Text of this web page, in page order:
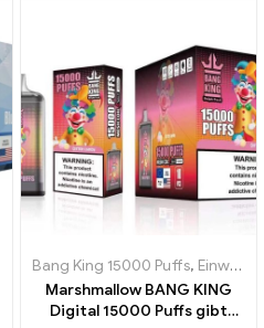
,
Bang King 15000 Puffs, Einweg-E-Zigaretten Schweden
Marshmallow BANG KING
Digital 15000 Puffs gibt